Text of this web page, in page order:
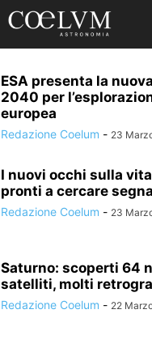
ESA presenta la
2040 per
europea
Redazione Coelum - 23
I nuovi occhi sulla
pronti a cercare
Redazione Coelum - 23
Saturno: scoperti 64
satelliti, molti
Redazione Coelum - 22